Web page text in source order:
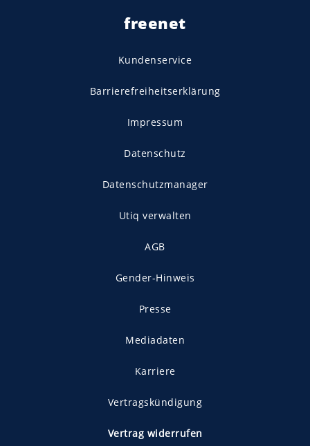
freenet
Kundenservice
Barrierefreiheitserklärung
Impressum
Datenschutz
Datenschutzmanager
Utiq verwalten
AGB
Gender-Hinweis
Presse
Mediadaten
Karriere
Vertragskündigung
Vertrag widerrufen